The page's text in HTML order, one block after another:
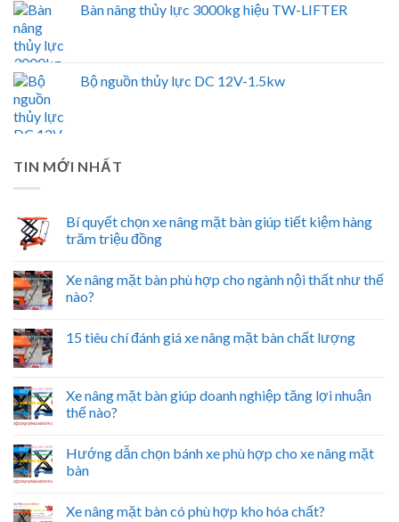
Bàn nâng thủy lực 3000kg hiệu TW-LIFTER
Bộ nguồn thủy lực DC 12V-1.5kw
TIN MỚI NHẤT
Bí quyết chọn xe nâng mặt bàn giúp tiết kiệm hàng
trăm triệu đồng
Xe nâng mặt bàn phù hợp cho ngành nội thất như thế
nào?
15 tiêu chí đánh giá xe nâng mặt bàn chất lượng
Xe nâng mặt bàn giúp doanh nghiệp tăng lợi nhuận
thế nào?
Hướng dẫn chọn bánh xe phù hợp cho xe nâng mặt
bàn
Xe nâng mặt bàn có phù hợp kho hóa chất?